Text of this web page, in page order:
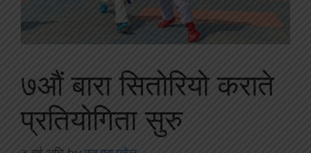
७औं बारा सितोरियो कराते
प्रतियोगिता सुरु